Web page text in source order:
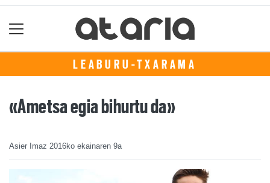
LEABURU-TXARAMA
«Ametsa egia bihurtu da»
Asier Imaz 2016ko ekainaren 9a